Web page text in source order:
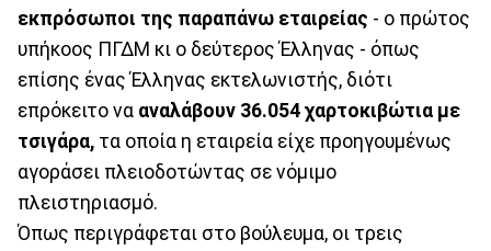
εκπρόσωποι της παραπάνω εταιρείας - ο πρώτος
υπήκοος ΠΓΔΜ κι ο δεύτερος Έλληνας - όπως
επίσης ένας Έλληνας εκτελωνιστής, διότι
επρόκειτο να αναλάβουν 36.054 χαρτοκιβώτια με
τσιγάρα, τα οποία η εταιρεία είχε προηγουμένως
αγοράσει πλειοδοτώντας σε νόμιμο
πλειστηριασμό.
Όπως περιγράφεται στο βούλευμα, οι τρεις